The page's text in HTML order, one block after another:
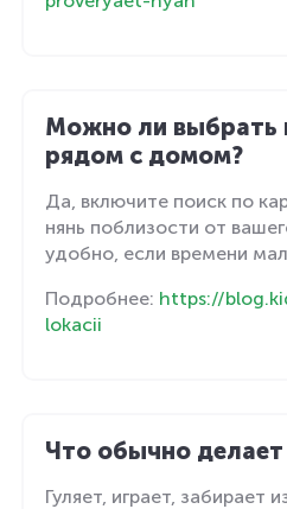
Можно ли выбрать
рядом с домом?
Да, включите поиск по
нянь поблизости от
удобно, если времени
Подробнее: https://
lokacii
Что обычно делает
Гуляет, играет, забирает